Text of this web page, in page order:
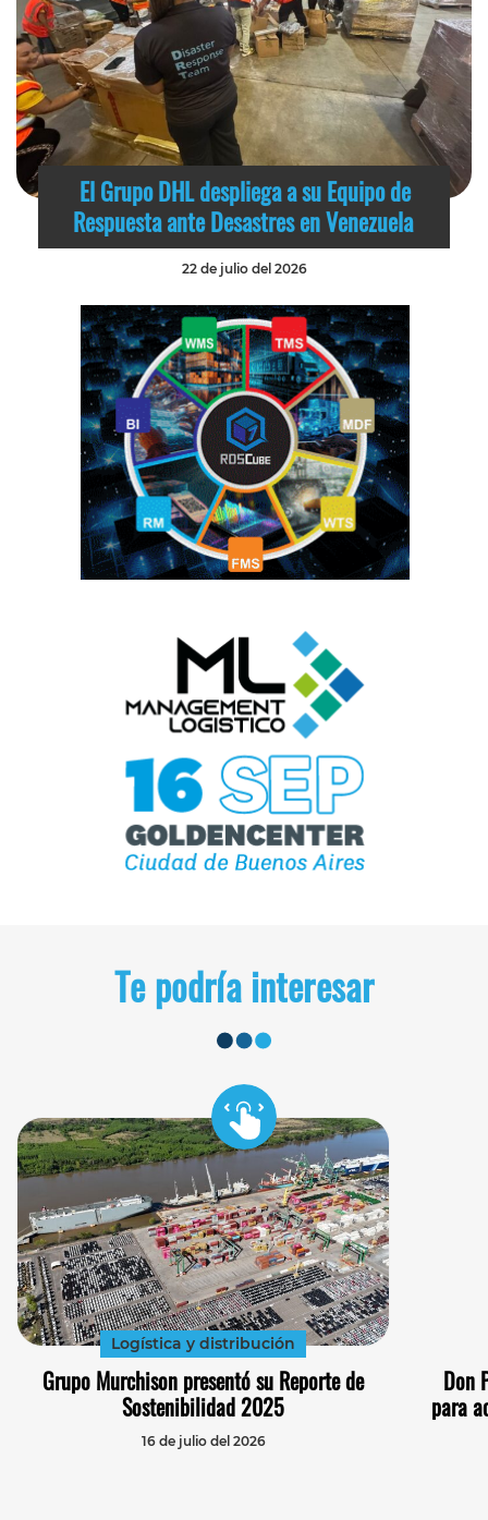
El Grupo DHL despliega a su Equipo de
Respuesta ante Desastres en Venezuela
22 de julio del 2026
Te podría interesar
Logística y distribución
Grupo Murchison presentó su Reporte de
Sostenibilidad 2025
16 de julio del 2026
Don
para